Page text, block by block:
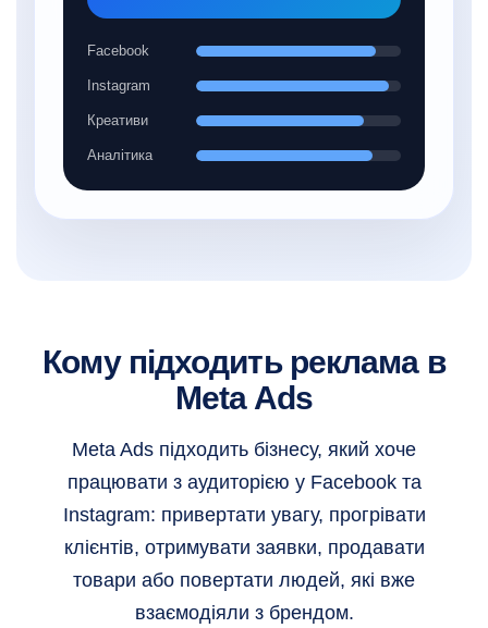
Facebook
Instagram
Креативи
Аналітика
Кому підходить реклама в
Meta Ads
Meta Ads підходить бізнесу, який хоче
працювати з аудиторією у Facebook та
Instagram: привертати увагу, прогрівати
клієнтів, отримувати заявки, продавати
товари або повертати людей, які вже
взаємодіяли з брендом.